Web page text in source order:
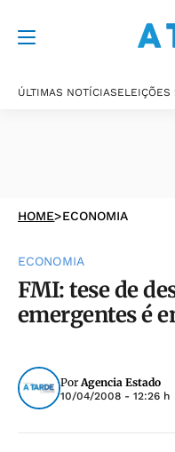
ÚLTIMAS NOTÍCIASELEIÇÕES
HOME>ECONOMIA
ECONOMIA
FMI: tese de
emergentes é
PorAgencia Estado
10/04/2008 - 12:26 h